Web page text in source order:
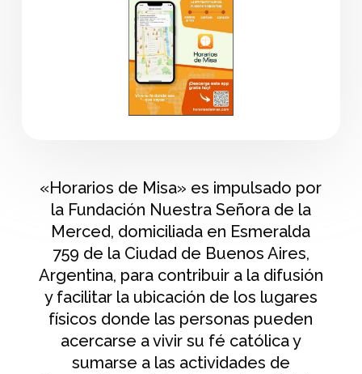
«Horarios de Misa» es impulsado por
la Fundación Nuestra Señora de la
Merced, domiciliada en Esmeralda
759 de la Ciudad de Buenos Aires,
Argentina, para contribuir a la difusión
y facilitar la ubicación de los lugares
físicos donde las personas pueden
acercarse a vivir su fé católica y
sumarse a las actividades de